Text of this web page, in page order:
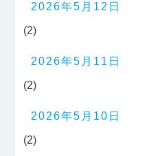
2026年5月12日
(2)
2026年5月11日
(2)
2026年5月10日
(2)